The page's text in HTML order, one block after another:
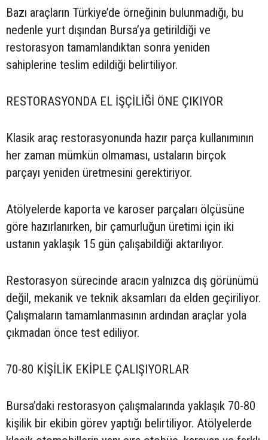
Bazı araçların Türkiye’de örneğinin bulunmadığı, bu
nedenle yurt dışından Bursa’ya getirildiği ve
restorasyon tamamlandıktan sonra yeniden
sahiplerine teslim edildiği belirtiliyor.
RESTORASYONDA EL İŞÇİLİĞİ ÖNE ÇIKIYOR
Klasik araç restorasyonunda hazır parça kullanımının
her zaman mümkün olmaması, ustaların birçok
parçayı yeniden üretmesini gerektiriyor.
Atölyelerde kaporta ve karoser parçaları ölçüsüne
göre hazırlanırken, bir çamurluğun üretimi için iki
ustanın yaklaşık 15 gün çalışabildiği aktarılıyor.
Restorasyon sürecinde aracın yalnızca dış görünümü
değil, mekanik ve teknik aksamları da elden geçiriliyor.
Çalışmaların tamamlanmasının ardından araçlar yola
çıkmadan önce test ediliyor.
70-80 KİŞİLİK EKİPLE ÇALIŞIYORLAR
Bursa’daki restorasyon çalışmalarında yaklaşık 70-80
kişilik bir ekibin görev yaptığı belirtiliyor. Atölyelerde